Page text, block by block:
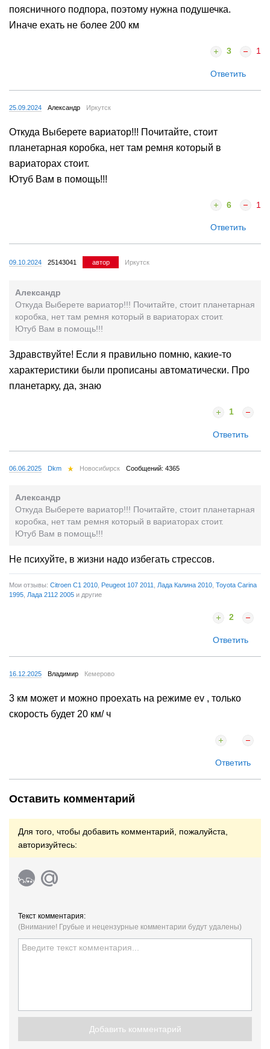
поясничного подпора, поэтому нужна подушечка.
Иначе ехать не более 200 км
3 1
Ответить
25.09.2024 Александр Иркутск
Откуда Выберете вариатор!!! Почитайте, стоит
планетарная коробка, нет там ремня который в
вариаторах стоит.
Ютуб Вам в помощь!!!
6 1
Ответить
09.10.2024 25143041 автор Иркутск
Александр
Откуда Выберете вариатор!!! Почитайте, стоит планетарная
коробка, нет там ремня который в вариаторах стоит.
Ютуб Вам в помощь!!!
Здравствуйте! Если я правильно помню, какие-то
характеристики были прописаны автоматически. Про
планетарку, да, знаю
1
Ответить
06.06.2025 Dkm Новосибирск Сообщений: 4365
Александр
Откуда Выберете вариатор!!! Почитайте, стоит планетарная
коробка, нет там ремня который в вариаторах стоит.
Ютуб Вам в помощь!!!
Не психуйте, в жизни надо избегать стрессов.
Мои отзывы: Citroen C1 2010 Peugeot 107 2011 Лада Калина 2010 Toyota Carina
1995 Лада 2112 2005 и другие
2
Ответить
16.12.2025 Владимир Кемерово
3 км может и можно проехать на режиме ev , только
скорость будет 20 км/ ч
Ответить
Оставить комментарий
Для того, чтобы добавить комментарий, пожалуйста,
авторизуйтесь:
Текст комментария:
(Внимание! Грубые и нецензурные комментарии будут удалены)
Добавить комментарий